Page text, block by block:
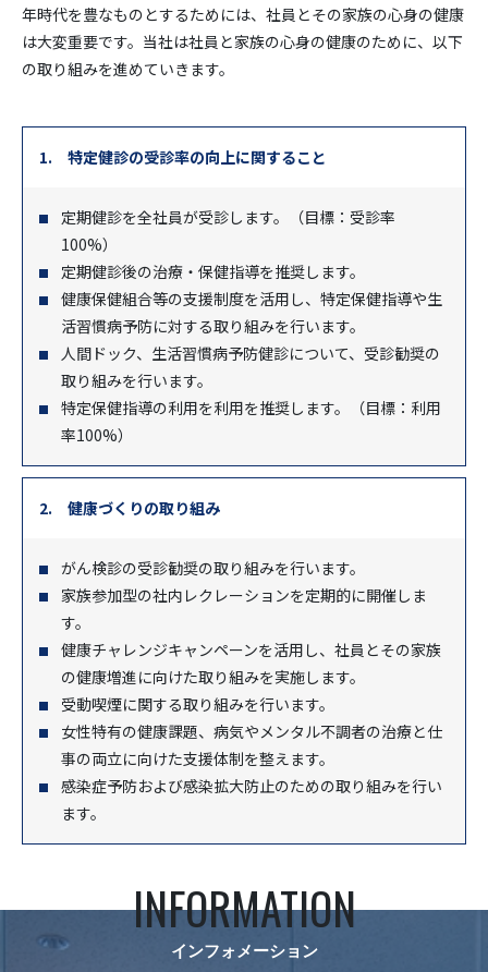
年時代を豊なものとするためには、社員とその家族の心身の健康
は大変重要です。当社は社員と家族の心身の健康のために、以下
の取り組みを進めていきます。
1. 特定健診の受診率の向上に関すること
定期健診を全社員が受診します。（目標：受診率
100%）
定期健診後の治療・保健指導を推奨します。
健康保健組合等の支援制度を活用し、特定保健指導や生
活習慣病予防に対する取り組みを行います。
人間ドック、生活習慣病予防健診について、受診勧奨の
取り組みを行います。
特定保健指導の利用を利用を推奨します。（目標：利用
率100%）
2. 健康づくりの取り組み
がん検診の受診勧奨の取り組みを行います。
家族参加型の社内レクレーションを定期的に開催しま
す。
健康チャレンジキャンペーンを活用し、社員とその家族
の健康増進に向けた取り組みを実施します。
受動喫煙に関する取り組みを行います。
女性特有の健康課題、病気やメンタル不調者の治療と仕
事の両立に向けた支援体制を整えます。
感染症予防および感染拡大防止のための取り組みを行い
ます。
INFORMATION
インフォメーション